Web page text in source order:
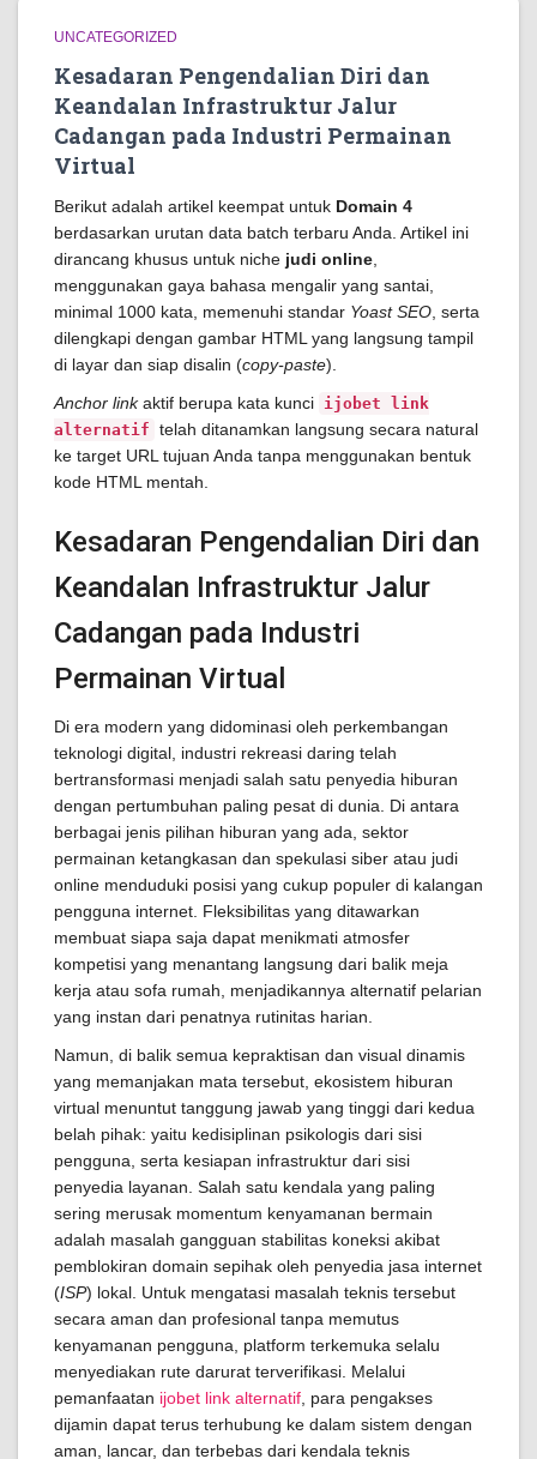
UNCATEGORIZED
Kesadaran Pengendalian Diri dan
Keandalan Infrastruktur Jalur
Cadangan pada Industri Permainan
Virtual
Berikut adalah artikel keempat untuk Domain 4
berdasarkan urutan data batch terbaru Anda. Artikel ini
dirancang khusus untuk niche judi online
menggunakan gaya bahasa mengalir yang santai,
minimal 1000 kata, memenuhi standar Yoast SEO , serta
dilengkapi dengan gambar HTML yang langsung tampil
di layar dan siap disalin (copy-paste).
Anchor linkaktif berupa kata kunci ijobet link
alternatif telah ditanamkan langsung secara natural
ke target URL tujuan Anda tanpa menggunakan bentuk
kode HTML mentah.
Kesadaran Pengendalian Diri dan
Keandalan Infrastruktur Jalur
Cadangan pada Industri
Permainan Virtual
Di era modern yang didominasi oleh perkembangan
teknologi digital, industri rekreasi daring telah
bertransformasi menjadi salah satu penyedia hiburan
dengan pertumbuhan paling pesat di dunia. Di antara
berbagai jenis pilihan hiburan yang ada, sektor
permainan ketangkasan dan spekulasi siber atau judi
online menduduki posisi yang cukup populer di kalangan
pengguna internet. Fleksibilitas yang ditawarkan
membuat siapa saja dapat menikmati atmosfer
kompetisi yang menantang langsung dari balik meja
kerja atau sofa rumah, menjadikannya alternatif pelarian
yang instan dari penatnya rutinitas harian.
Namun, di balik semua kepraktisan dan visual dinamis
yang memanjakan mata tersebut, ekosistem hiburan
virtual menuntut tanggung jawab yang tinggi dari kedua
belah pihak: yaitu kedisiplinan psikologis dari sisi
pengguna, serta kesiapan infrastruktur dari sisi
penyedia layanan. Salah satu kendala yang paling
sering merusak momentum kenyamanan bermain
adalah masalah gangguan stabilitas koneksi akibat
pemblokiran domain sepihak oleh penyedia jasa internet
(ISP) lokal. Untuk mengatasi masalah teknis tersebut
secara aman dan profesional tanpa memutus
kenyamanan pengguna, platform terkemuka selalu
menyediakan rute darurat terverifikasi. Melalui
pemanfaatan ijobet link alternatif , para pengakses
dijamin dapat terus terhubung ke dalam sistem dengan
aman, lancar, dan terbebas dari kendala teknis